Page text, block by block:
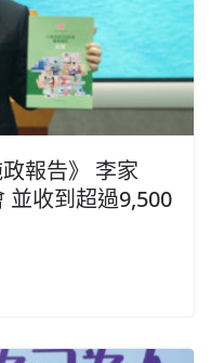
報告》 李家
並收到超過9,500